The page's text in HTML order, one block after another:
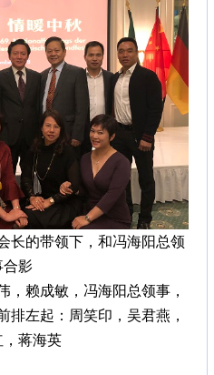
长的带领下，和冯海阳总领
合影
，赖成敏，冯海阳总领事，
排左起：周笑印，吴君燕，
，蒋海英